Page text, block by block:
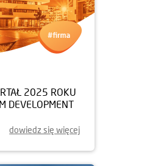
2025 ROKU
DEVELOPMENT
dowiedz się więcej